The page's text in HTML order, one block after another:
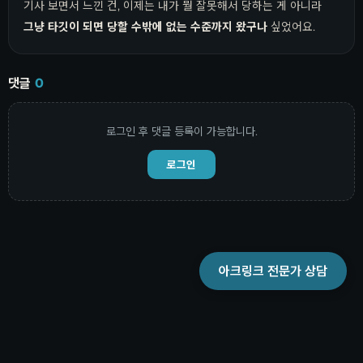
기사 보면서 느낀 건, 이제는 내가 뭘 잘못해서 당하는 게 아니라
그냥 타깃이 되면 당할 수밖에 없는 수준까지 왔구나 싶었어요.
댓글 0
로그인 후 댓글 등록이 가능합니다.
로그인
아크링크 전문가 상담